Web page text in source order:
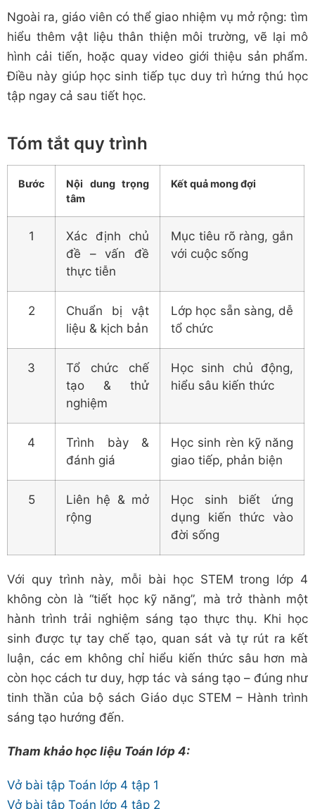
Ngoài ra, giáo viên có thể giao nhiệm vụ mở rộng: tìm
hiểu thêm vật liệu thân thiện môi trường, vẽ lại mô
hình cải tiến, hoặc quay video giới thiệu sản phẩm.
Điều này giúp học sinh tiếp tục duy trì hứng thú học
tập ngay cả sau tiết học.
Tóm tắt quy trình
Bước
Nội dung trọng
tâm
Kết quả mong đợi
1
Xác định chủ
đề – vấn đề
thực tiễn
Mục tiêu rõ ràng, gắn
với cuộc sống
2
Chuẩn bị vật
liệu & kịch bản
Lớp học sẵn sàng, dễ
tổ chức
3
Tổ chức chế
tạo & thử
nghiệm
Học sinh chủ động,
hiểu sâu kiến thức
4
Trình bày &
đánh giá
Học sinh rèn kỹ năng
giao tiếp, phản biện
5
Liên hệ & mở
rộng
Học sinh biết ứng
dụng kiến thức vào
đời sống
Với quy trình này, mỗi bài học STEM trong lớp 4
không còn là “tiết học kỹ năng”, mà trở thành một
hành trình trải nghiệm sáng tạo thực thụ. Khi học
sinh được tự tay chế tạo, quan sát và tự rút ra kết
luận, các em không chỉ hiểu kiến thức sâu hơn mà
còn học cách tư duy, hợp tác và sáng tạo – đúng như
tinh thần của bộ sách Giáo dục STEM – Hành trình
sáng tạo hướng đến.
Tham khảo học liệu Toán lớp 4:
Vở bài tập Toán lớp 4 tập 1
Vở bài tập Toán lớp 4 tập 2